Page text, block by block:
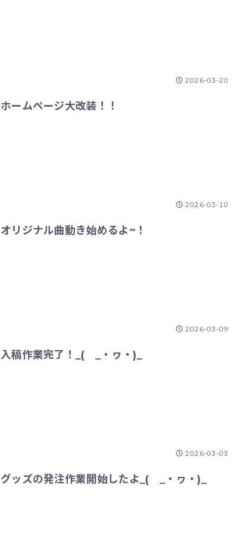
2026-03-20
ホームページ大改装！！
2026-03-10
オリジナル曲動き始めるよ~！
2026-03-09
入稿作業完了！_( _・ヮ・)_
2026-03-03
グッズの発注作業開始したよ_( _・ヮ・)_